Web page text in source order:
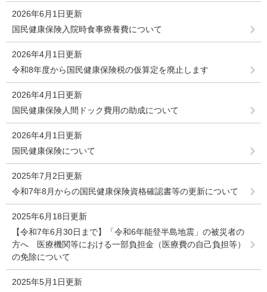
2026年6月1日更新
国民健康保険入院時食事療養費について
2026年4月1日更新
令和8年度から国民健康保険税の仮算定を廃止します
2026年4月1日更新
国民健康保険人間ドック費用の助成について
2026年4月1日更新
国民健康保険について
2025年7月2日更新
令和7年8月からの国民健康保険資格確認書等の更新について
2025年6月18日更新
【令和7年6月30日まで】「令和6年能登半島地震」の被災者の
方へ 医療機関等における一部負担金（医療費の自己負担等）
の免除について
2025年5月1日更新